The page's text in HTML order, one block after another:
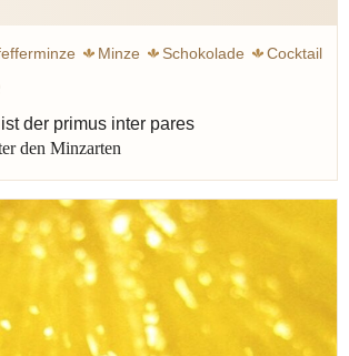
Minze Schokolade
Cocktail
der primus inter pares
den Minzarten